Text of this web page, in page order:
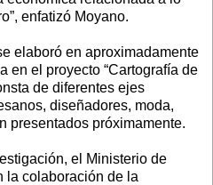
enfatizó Moyano.
elaboró en aproximadamente
en el proyecto “Cartografía de
de diferentes ejes
diseñadores, moda,
presentados próximamente.
el Ministerio de
la colaboración de la